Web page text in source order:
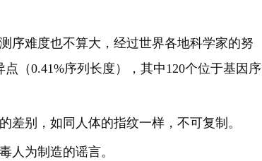
序难度也不算大，经过世界各地科学家的努
（0.41%序列长度），其中120个位于基因序
差别，如同人体的指纹一样，不可复制。
人为制造的谣言。